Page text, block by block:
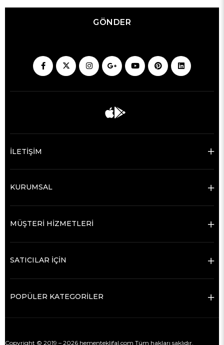
GÖNDER
İLETİŞİM
KURUMSAL
MÜŞTERİ HİZMETLERİ
SATICILAR İÇİN
POPÜLER KATEGORİLER
Copyright © 2019 – 2026 hementeklifal.com Tüm hakları saklıdır.